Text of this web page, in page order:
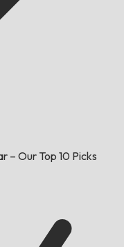
– Our Top 10 Picks